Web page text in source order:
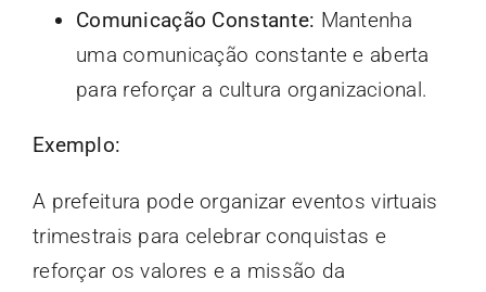
Comunicação Constante: Mantenha
uma comunicação constante e aberta
para reforçar a cultura organizacional.
Exemplo:
A prefeitura pode organizar eventos virtuais
trimestrais para celebrar conquistas e
reforçar os valores e a missão da